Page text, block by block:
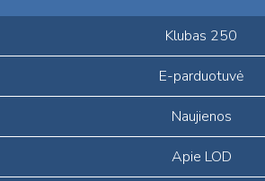
Klubas 250
E-parduotuvė
Naujienos
Apie LOD